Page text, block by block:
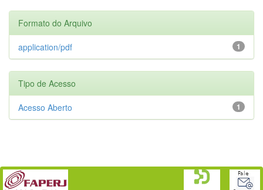
Formato do Arquivo
1
application/pdf
Tipo de Acesso
1
Acesso Aberto